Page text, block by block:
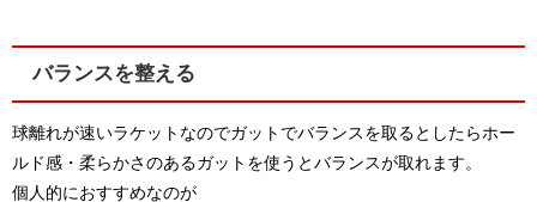
バランスを整える
球離れが速いラケットなのでガットでバランスを取るとしたらホー
ルド感・柔らかさのあるガットを使うとバランスが取れます。
個人的におすすめなのが